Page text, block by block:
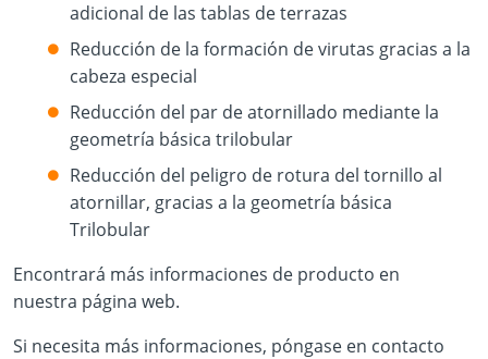
adicional de las tablas de terrazas
Reducción de la formación de virutas gracias a la
cabeza especial
Reducción del par de atornillado mediante la
geometría básica trilobular
Reducción del peligro de rotura del tornillo al
atornillar, gracias a la geometría básica
Trilobular
Encontrará más informaciones de producto en
nuestra página web.
Si necesita más informaciones, póngase en contacto